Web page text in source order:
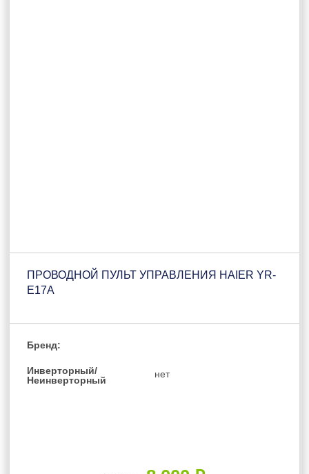
ПРОВОДНОЙ ПУЛЬТ УПРАВЛЕНИЯ HAIER YR-
E17A
Бренд:
Инверторный/
Неинверторный
нет